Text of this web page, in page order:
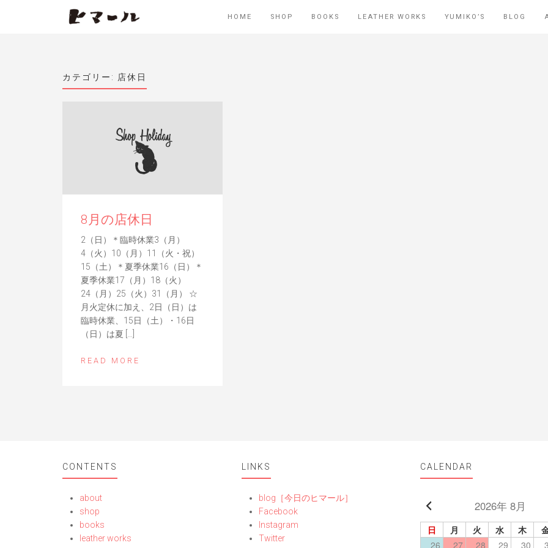
HOME SHOP BOOKS LEATHER WORKS YUMIKO’S BLOG
カテゴリー: 店休日
8月の店休日
2（日）＊臨時休業3（月）
4（火）10（月）11（火・祝）
15（土）＊夏季休業16（日）＊
夏季休業17（月）18（火）
24（月）25（火）31（月） ☆
月火定休に加え、2日（日）は
臨時休業、15日（土）・16日
（日）は夏 […]
READ MORE
CONTENTS
about
shop
books
leather works
LINKS
blog［今日のヒマール］
Facebook
Instagram
Twitter
CALENDAR
2026年 8月
日 月 火 水 木
26
27 28 29 30